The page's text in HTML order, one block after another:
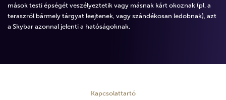
mások testi épségét veszélyeztetik vagy másnak kárt okoznak (pl. a
teraszról bármely tárgyat leejtenek, vagy szándékosan ledobnak), azt
a Skybar azonnal jelenti a hatóságoknak.
Kapcsolattartó